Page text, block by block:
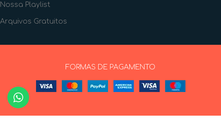
Nossa Playlist
Arquivos Gratuitos
FORMAS DE PAGAMENTO